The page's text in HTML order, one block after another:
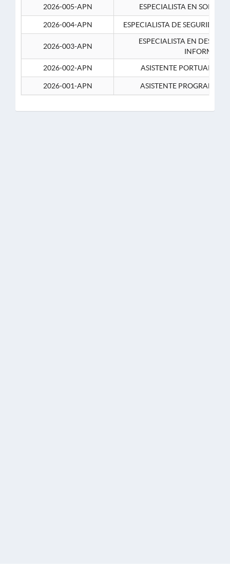
2026-005-APN ESPECIALISTA EN
2026-004-APN ESPECIALISTA DE SEGURIDAD
2026-003-APN
ESPECIALISTA EN
2026-002-APN
ASISTENTE PORTUARIO 2-
2026-001-APN ASISTENTE